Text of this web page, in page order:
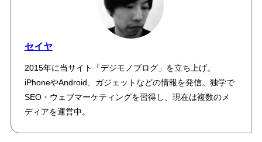
セイヤ
2015年に当サイト「デジモノブログ」を立ち上げ。
iPhoneやAndroid、ガジェットなどの情報を発信。独学で
SEO・ウェブマーケティングを習得し、現在は複数のメ
ディアを運営中。